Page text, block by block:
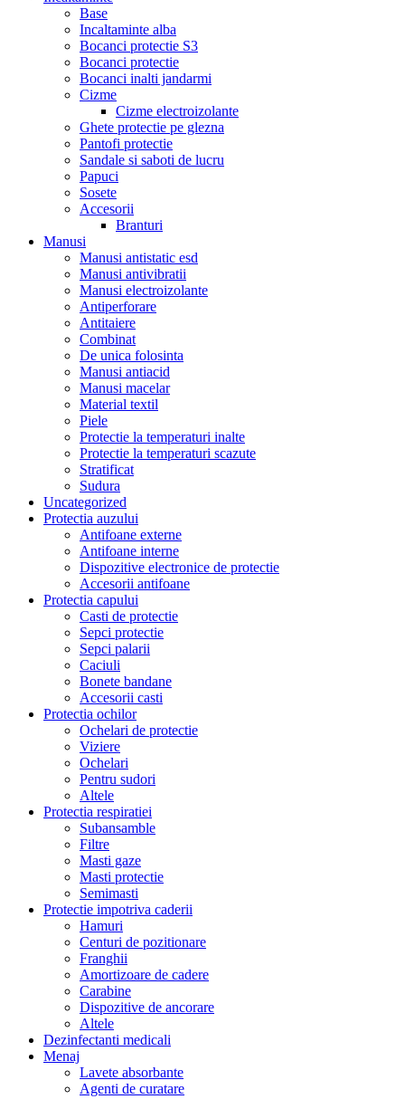
Base
Incaltaminte alba
Bocanci protectie S3
Bocanci protectie
Bocanci inalti jandarmi
Cizme
Cizme electroizolante
Ghete protectie pe glezna
Pantofi protectie
Sandale si saboti de lucru
Papuci
Sosete
Accesorii
Branturi
Manusi
Manusi antistatic esd
Manusi antivibratii
Manusi electroizolante
Antiperforare
Antitaiere
Combinat
De unica folosinta
Manusi antiacid
Manusi macelar
Material textil
Piele
Protectie la temperaturi inalte
Protectie la temperaturi scazute
Stratificat
Sudura
Uncategorized
Protectia auzului
Antifoane externe
Antifoane interne
Dispozitive electronice de protectie
Accesorii antifoane
Protectia capului
Casti de protectie
Sepci protectie
Sepci palarii
Caciuli
Bonete bandane
Accesorii casti
Protectia ochilor
Ochelari de protectie
Viziere
Ochelari
Pentru sudori
Altele
Protectia respiratiei
Subansamble
Filtre
Masti gaze
Masti protectie
Semimasti
Protectie impotriva caderii
Hamuri
Centuri de pozitionare
Franghii
Amortizoare de cadere
Carabine
Dispozitive de ancorare
Altele
Dezinfectanti medicali
Menaj
Lavete absorbante
Agenti de curatare